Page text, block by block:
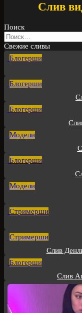
Слив
Поиск
Search
for:
Свежие сливы
Блогерши
Блогерши
Блогерши
Модели
Блогерши
Модели
Стримерши
Стримерши
Слив
Блогерши
Слив